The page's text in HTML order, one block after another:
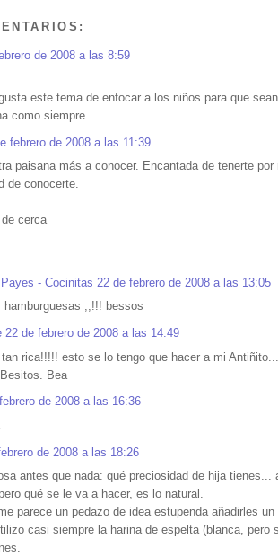
de 2008 a las 8:59
este tema de enfocar a los niños para que
como siempre
febrero de 2008 a las 11:39
paisana más a conocer. Encantada de tenerte
de conocerte.
cerca
- Cocinitas 22 de febrero de 2008 a las 13:05
hamburguesas ,,!!! bessos
22 de febrero de 2008 a las 14:49
tan rica!!!!! esto se lo tengo que hacer a mi
Bea
de 2008 a las 16:36
de 2008 a las 18:26
antes que nada: qué preciosidad de hija
qué se le va a hacer, es lo natural.
parece un pedazo de idea estupenda añadirles
casi siempre la harina de espelta (blanca, pero